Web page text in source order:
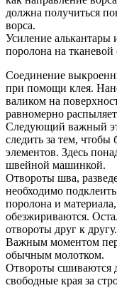
должна получиться
ворса.
Усиление
поролона на тканевой
Соединение
при помощи клея.
валиком на
равномерно
Следующий важный
следить за тем,
элементов. Здесь
швейной машинкой.
Отвороты шва,
необходимо
поролона и
обезжириваются.
отвороты друг к другу.
Важным моментом
обычным молотком.
Отвороты сшиваются
свободные края за